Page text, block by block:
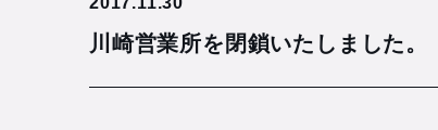
川崎営業所を閉鎖いたしました。